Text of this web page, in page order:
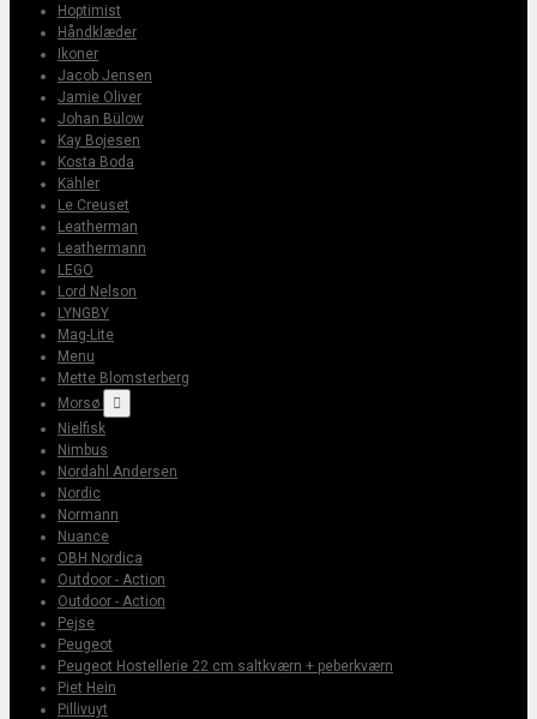
Hoptimist
Håndklæder
Ikoner
Jacob Jensen
Jamie Oliver
Johan Bülow
Kay Bojesen
Kosta Boda
Kähler
Le Creuset
Leatherman
Leathermann
LEGO
Lord Nelson
LYNGBY
Mag-Lite
Menu
Mette Blomsterberg
Morsø

Nielfisk
Nimbus
Nordahl Andersen
Nordic
Normann
Nuance
OBH Nordica
Outdoor - Action
Outdoor - Action
Pejse
Peugeot
Peugeot Hostellerie 22 cm saltkværn + peberkværn
Piet Hein
Pillivuyt